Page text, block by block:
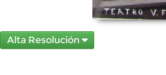
Alta Resolución